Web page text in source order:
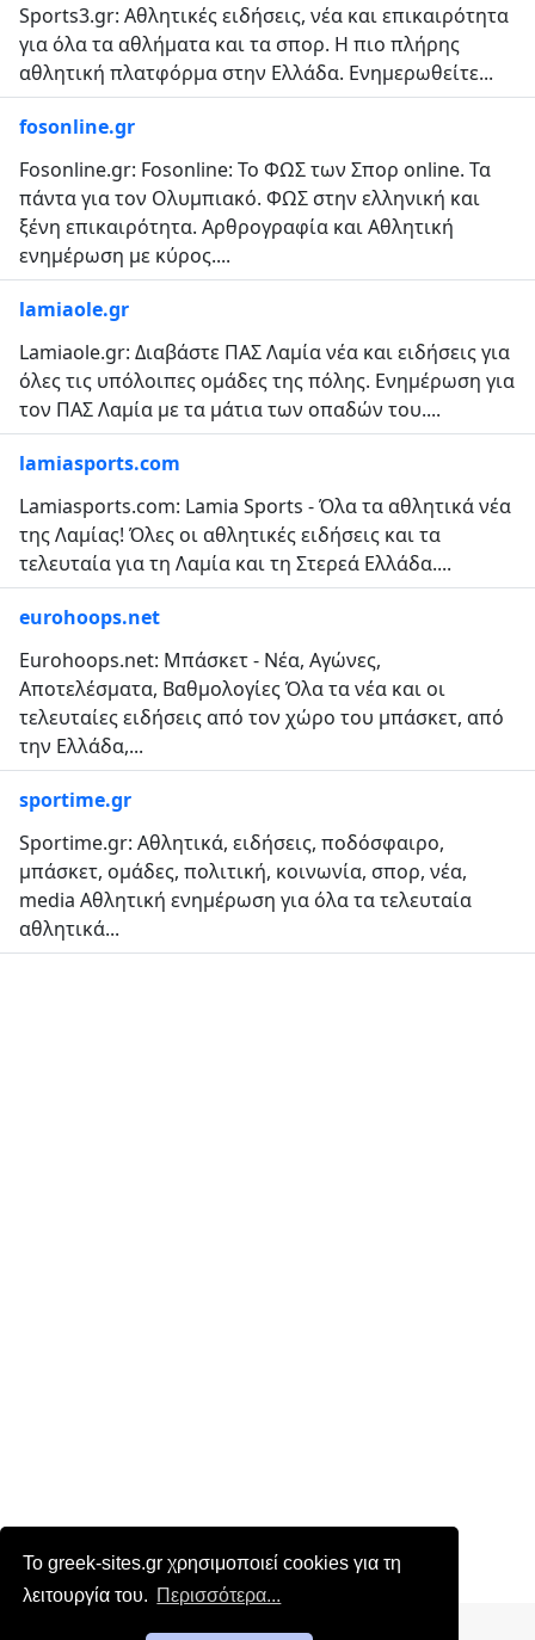
Το greek-sites.gr χρησιμοποιεί cookies για τη
λειτουργία του. Περισσότερα...
Sports3.gr: Αθλητικές ειδήσεις, νέα και επικαιρότητα
για όλα τα αθλήματα και τα σπορ. Η πιο πλήρης
αθλητική πλατφόρμα στην Ελλάδα. Ενημερωθείτε...
fosonline.gr
Fosonline.gr: Fosonline: Το ΦΩΣ των Σπορ online. Τα
πάντα για τον Ολυμπιακό. ΦΩΣ στην ελληνική και
ξένη επικαιρότητα. Αρθρογραφία και Αθλητική
ενημέρωση με κύρος....
lamiaole.gr
Lamiaole.gr: Διαβάστε ΠΑΣ Λαμία νέα και ειδήσεις για
όλες τις υπόλοιπες ομάδες της πόλης. Ενημέρωση για
τον ΠΑΣ Λαμία με τα μάτια των οπαδών του....
lamiasports.com
Lamiasports.com: Lamia Sports - Όλα τα αθλητικά νέα
της Λαμίας! Όλες οι αθλητικές ειδήσεις και τα
τελευταία για τη Λαμία και τη Στερεά Ελλάδα....
eurohoops.net
Eurohoops.net: Μπάσκετ - Νέα, Αγώνες,
Αποτελέσματα, Βαθμολογίες Όλα τα νέα και οι
τελευταίες ειδήσεις από τον χώρο του μπάσκετ, από
την Ελλάδα,...
sportime.gr
Sportime.gr: Aθλητικά, ειδήσεις, ποδόσφαιρο,
μπάσκετ, ομάδες, πολιτική, κοινωνία, σπορ, νέα,
media Αθλητική ενημέρωση για όλα τα τελευταία
αθλητικά...
Επικοινωνία|Όροι χρήσης